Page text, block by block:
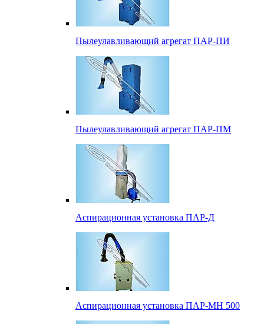
Пылеулавливающий агрегат ПАР-ПИ
Пылеулавливающий агрегат ПАР-ПМ
Аспирационная установка ПАР-Д
Аспирационная установка ПАР-МН 500